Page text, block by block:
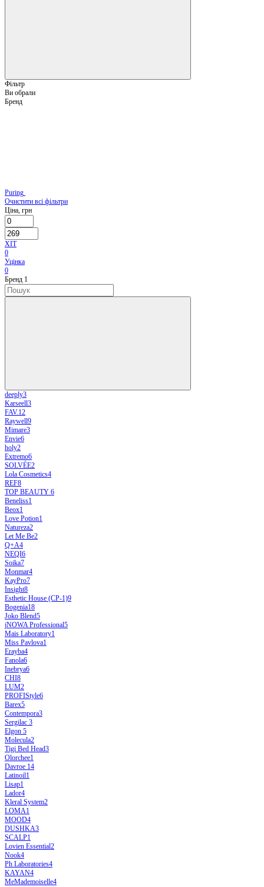
Фільтр
Ви обрали
Бренд
Puring
Очистити всі фільтри
Ціна, грн
ХІТ
0
Уцінка
0
Бренд 1
deeply3
Karseell3
FAV.12
Raywell9
Mimare3
Envie6
holy2
Extremo6
SOLVÉE2
Lola Cosmetics4
REF8
TOP BEAUTY 6
Beneliss1
Beox1
Love Potion1
Natureza2
Let Me Be2
Q+A4
NEQI6
Soika7
Monmar4
KayPro7
Insight8
Esthetic House (CP-1)9
Bogenia18
Joko Blend5
jNOWA Professional5
Mais Laboratory1
Miss Pavlova1
Erayba4
Fanola6
Inebrya6
CHI8
LUM2
PROFIStyle6
Barex5
Contempora3
Sergilac 3
Elgon 5
Molecula2
Tigi Bed Head3
Olorchee1
Davroe 14
Latinoil1
Lisap1
Lador4
Kleral System2
LOMA1
MOOD4
DUSHKA3
SCALP1
Lovien Essential2
Nook4
Ph Laboratories4
KAYAN4
MeMademoiselle4